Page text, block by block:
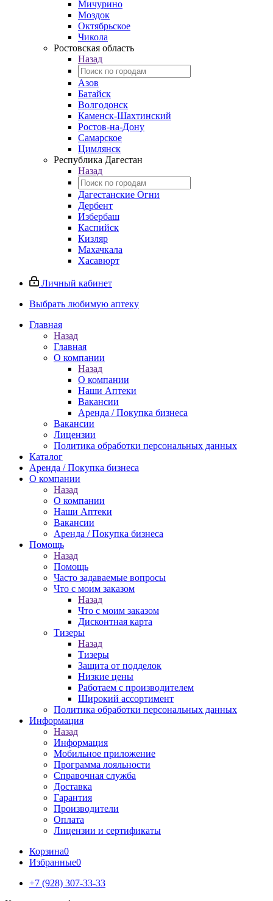
Мичурино
Моздок
Октябрьское
Чикола
Ростовская область
Назад
Азов
Батайск
Волгодонск
Каменск-Шахтинский
Ростов-на-Дону
Самарское
Цимлянск
Республика Дагестан
Назад
Дагестанские Огни
Дербент
Избербаш
Каспийск
Кизляр
Махачкала
Хасавюрт
Личный кабинет
Выбрать любимую аптеку
Главная
Назад
Главная
О компании
Назад
О компании
Наши Аптеки
Вакансии
Аренда / Покупка бизнеса
Вакансии
Лицензии
Политика обработки персональных данных
Каталог
Аренда / Покупка бизнеса
О компании
Назад
О компании
Наши Аптеки
Вакансии
Аренда / Покупка бизнеса
Помощь
Назад
Помощь
Часто задаваемые вопросы
Что с моим заказом
Назад
Что с моим заказом
Дисконтная карта
Тизеры
Назад
Тизеры
Защита от подделок
Низкие цены
Работаем с производителем
Широкий ассортимент
Политика обработки персональных данных
Информация
Назад
Информация
Мобильное приложение
Программа лояльности
Справочная служба
Доставка
Гарантия
Производители
Оплата
Лицензии и сертификаты
Корзина0
Избранные0
+7 (928) 307-33-33